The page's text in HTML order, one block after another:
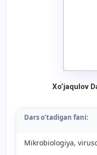
Xo’jaqulov
Dars o’tadigan fani:
Mikrobiologiya,